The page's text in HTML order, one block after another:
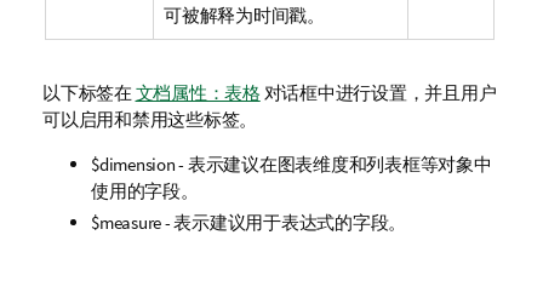
可被解释为时间戳。
以下标签在 文档属性：表格 对话框中进行设置，并且用户
可以启用和禁用这些标签。
$dimension- 表示建议在图表维度和列表框等对象中
使用的字段。
$measure- 表示建议用于表达式的字段。